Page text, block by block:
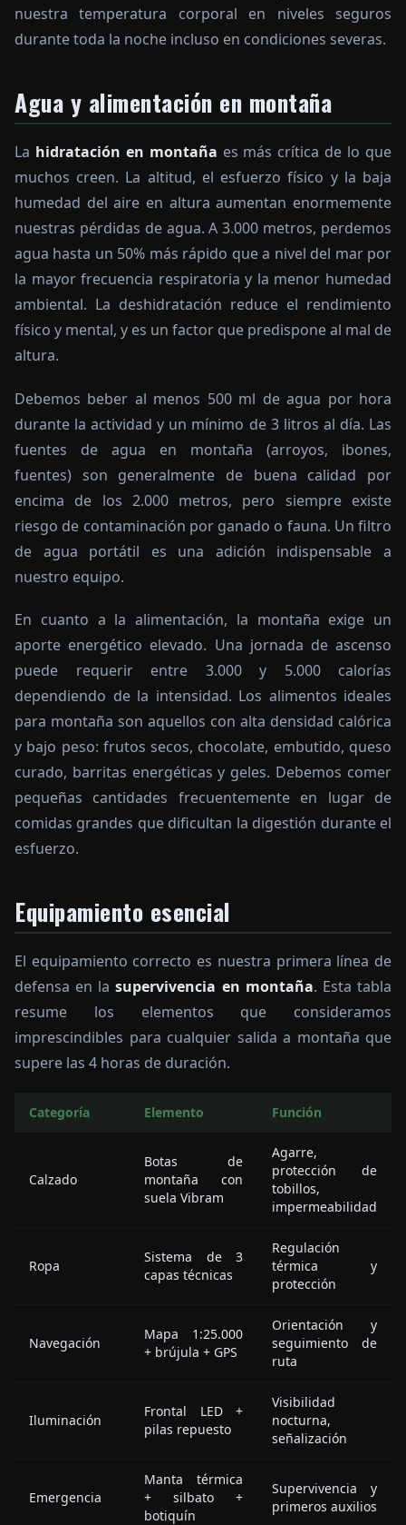
nuestra temperatura corporal en niveles seguros
durante toda la noche incluso en condiciones severas.
Agua y alimentación en montaña
La hidratación en montaña es más crítica de lo que
muchos creen. La altitud, el esfuerzo físico y la baja
humedad del aire en altura aumentan enormemente
nuestras pérdidas de agua. A 3.000 metros, perdemos
agua hasta un 50% más rápido que a nivel del mar por
la mayor frecuencia respiratoria y la menor humedad
ambiental. La deshidratación reduce el rendimiento
físico y mental, y es un factor que predispone al mal de
altura.
Debemos beber al menos 500 ml de agua por hora
durante la actividad y un mínimo de 3 litros al día. Las
fuentes de agua en montaña (arroyos, ibones,
fuentes) son generalmente de buena calidad por
encima de los 2.000 metros, pero siempre existe
riesgo de contaminación por ganado o fauna. Un filtro
de agua portátil es una adición indispensable a
nuestro equipo.
En cuanto a la alimentación, la montaña exige un
aporte energético elevado. Una jornada de ascenso
puede requerir entre 3.000 y 5.000 calorías
dependiendo de la intensidad. Los alimentos ideales
para montaña son aquellos con alta densidad calórica
y bajo peso: frutos secos, chocolate, embutido, queso
curado, barritas energéticas y geles. Debemos comer
pequeñas cantidades frecuentemente en lugar de
comidas grandes que dificultan la digestión durante el
esfuerzo.
Equipamiento esencial
El equipamiento correcto es nuestra primera línea de
defensa en lasupervivencia en montaña. Esta tabla
resume los elementos que consideramos
imprescindibles para cualquier salida a montaña que
supere las 4 horas de duración.
Categoría Elemento Función
Calzado
Botas de
montaña con
suela Vibram
Agarre,
protección de
tobillos,
impermeabilidad
Ropa
Sistema de 3
capas técnicas
Regulación
térmica y
protección
Navegación
Mapa 1:25.000
+ brújula + GPS
Orientación y
seguimiento de
ruta
Iluminación
Frontal LED +
pilas repuesto
Visibilidad
nocturna,
señalización
Emergencia
Manta térmica
+ silbato +
botiquín
Supervivencia y
primeros auxilios